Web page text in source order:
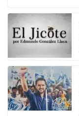
k
c
e
b
o
o
k
itt
er